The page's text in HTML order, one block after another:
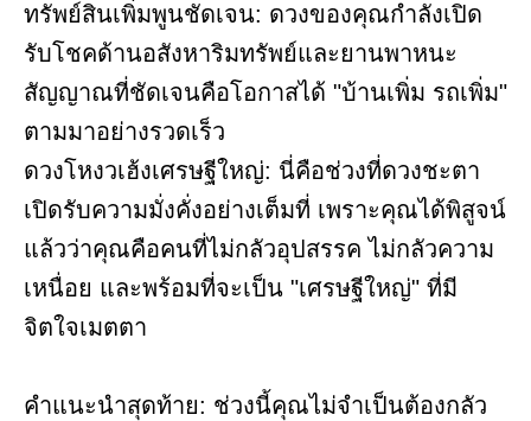
ทรัพย์สินเพิ่มพูนชัดเจน: ดวงของคุณกำลังเปิด
รับโชคด้านอสังหาริมทรัพย์และยานพาหนะ
สัญญาณที่ชัดเจนคือโอกาสได้ "บ้านเพิ่ม รถเพิ่ม"
ตามมาอย่างรวดเร็ว
ดวงโหงวเฮ้งเศรษฐีใหญ่: นี่คือช่วงที่ดวงชะตา
เปิดรับความมั่งคั่งอย่างเต็มที่ เพราะคุณได้พิสูจน์
แล้วว่าคุณคือคนที่ไม่กลัวอุปสรรค ไม่กลัวความ
เหนื่อย และพร้อมที่จะเป็น "เศรษฐีใหญ่" ที่มี
จิตใจเมตตา
คำแนะนำสุดท้าย: ช่วงนี้คุณไม่จำเป็นต้องกลัว